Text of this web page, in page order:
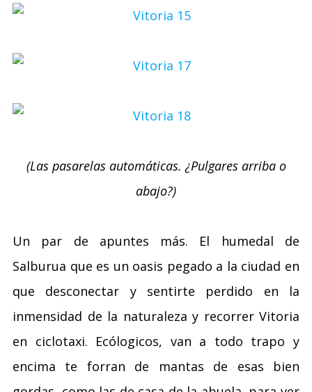
(Las pasarelas automáticas. ¿Pulgares arriba o
abajo?)
Un par de apuntes más. El humedal de
Salburua que es un oasis pegado a la ciudad en
que desconectar y sentirte perdido en la
inmensidad de la naturaleza y recorrer Vitoria
en ciclotaxi. Ecólogicos, van a todo trapo y
encima te forran de mantas de esas bien